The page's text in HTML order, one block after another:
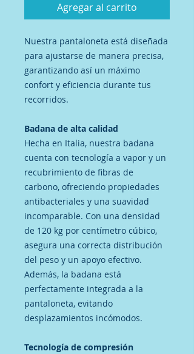
Agregar al carrito
Nuestra pantaloneta está diseñada
para ajustarse de manera precisa,
garantizando así un máximo
confort y eficiencia durante tus
recorridos.
Badana de alta calidad
Hecha en Italia, nuestra badana
cuenta con tecnología a vapor y un
recubrimiento de fibras de
carbono, ofreciendo propiedades
antibacteriales y una suavidad
incomparable. Con una densidad
de 120 kg por centímetro cúbico,
asegura una correcta distribución
del peso y un apoyo efectivo.
Además, la badana está
perfectamente integrada a la
pantaloneta, evitando
desplazamientos incómodos.
Tecnología de compresión